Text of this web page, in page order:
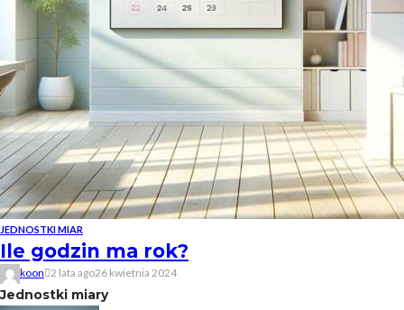
JEDNOSTKI MIAR
Ile godzin ma rok?
koon 2 lata ago26 kwietnia 2024
Jednostki miary